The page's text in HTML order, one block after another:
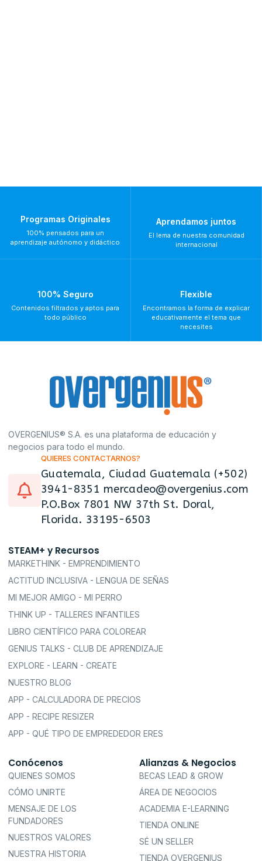
Programas Originales
100% pensados para un
aprendizaje autónomo y didáctico
Aprendamos juntos
El lema de nuestra comunidad
internacional
100% Seguro
Contenidos filtrados y aptos para
todo público
Flexible
Encontramos la forma de explicar
educativamente el tema que
necesites
OVERGENIUS® S.A. es una plataforma de educación y
negocios para todo el mundo.
QUIERES CONTACTARNOS?
Guatemala, Ciudad Guatemala (+502)
3941-8351 mercadeo@overgenius.com
P.O.Box 7801 NW 37th St. Doral,
Florida. 33195-6503
STEAM+ y Recursos
MARKETHINK - EMPRENDIMIENTO
ACTITUD INCLUSIVA - LENGUA DE SEÑAS
MI MEJOR AMIGO - MI PERRO
THINK UP - TALLERES INFANTILES
LIBRO CIENTÍFICO PARA COLOREAR
GENIUS TALKS - CLUB DE APRENDIZAJE
EXPLORE - LEARN - CREATE
NUESTRO BLOG
APP - CALCULADORA DE PRECIOS
APP - RECIPE RESIZER
APP - QUÉ TIPO DE EMPREDEDOR ERES
Conócenos
QUIENES SOMOS
CÓMO UNIRTE
MENSAJE DE LOS
FUNDADORES
NUESTROS VALORES
NUESTRA HISTORIA
Alianzas & Negocios
BECAS LEAD & GROW
ÁREA DE NEGOCIOS
ACADEMIA E-LEARNING
TIENDA ONLINE
SÉ UN SELLER
TIENDA OVERGENIUS